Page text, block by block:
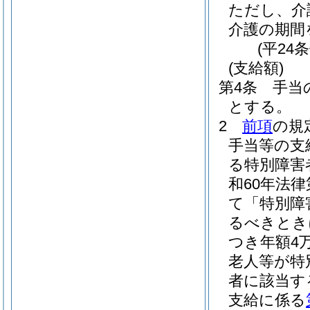
ただし、
介護の期
(平24
(支給額)
第4条
手当
とする。
2
前項の規
手当等の
る特別障
和60年法律
て「特別
るべきと
つき年額4
老人等が
者に該当
支給に係る